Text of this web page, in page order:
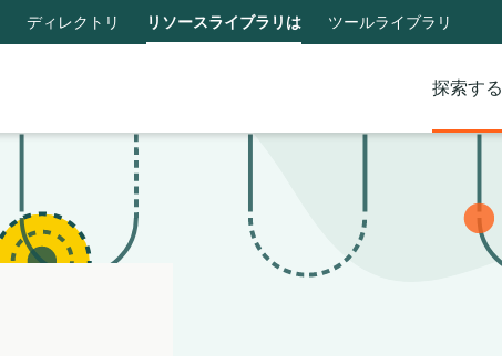
ディレクトリ リソースライブラリは ツールライブラリ
探索する
Notifications
21
filters